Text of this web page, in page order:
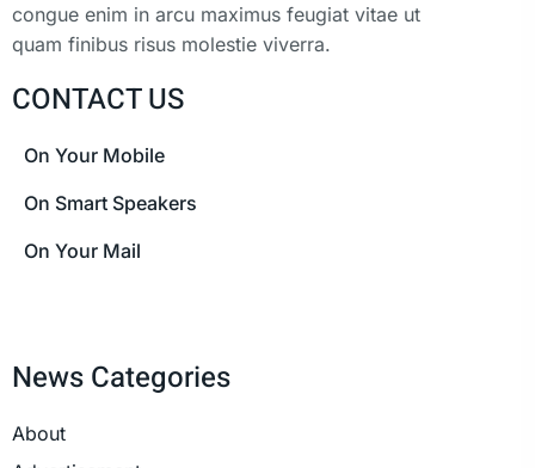
congue enim in arcu maximus feugiat vitae ut
quam finibus risus molestie viverra.
CONTACT US
On Your Mobile
On Smart Speakers
On Your Mail
News Categories
About